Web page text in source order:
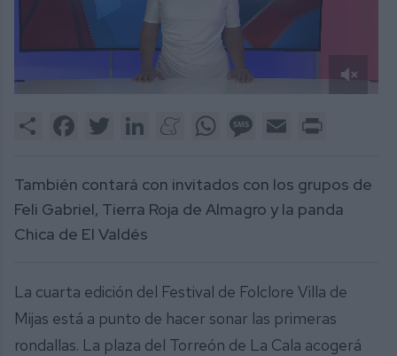
1
Share FacebookTwitter LinkedInMeneameWhatsAppMessage
Email
También contará con invitados con los grupos de
Feli Gabriel, Tierra Roja de Almagro y la panda
Chica de El Valdés
La cuarta edición del Festival de Folclore Villa de
Mijas está a punto de hacer sonar las primeras
rondallas. La plaza del Torreón de La Cala acogerá